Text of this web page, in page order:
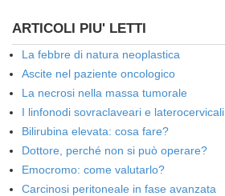
ARTICOLI PIU' LETTI
La febbre di natura neoplastica
Ascite nel paziente oncologico
La necrosi nella massa tumorale
I linfonodi sovraclaveari e laterocervicali
Bilirubina elevata: cosa fare?
Dottore, perché non si può operare?
Emocromo: come valutarlo?
Carcinosi peritoneale in fase avanzata